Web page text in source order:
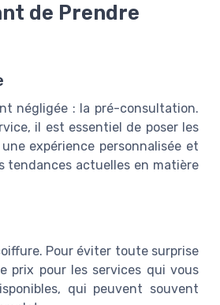
de Prendre
négligée : la pré-consultation.
il est essentiel de poser les
expérience personnalisée et
tendances actuelles en matière
Pour éviter toute surprise
prix pour les services qui vous
qui peuvent souvent